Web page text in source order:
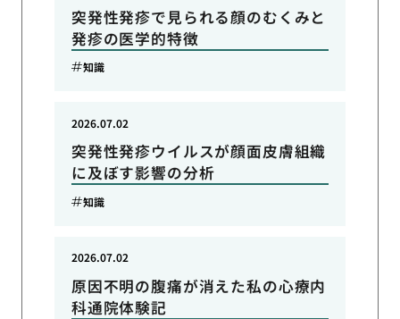
突発性発疹で見られる顔のむくみと
発疹の医学的特徴
知識
突発性発疹ウイルスが顔面皮膚組織
に及ぼす影響の分析
2026.07.02
知識
原因不明の腹痛が消えた私の心療内
科通院体験記
2026.07.02